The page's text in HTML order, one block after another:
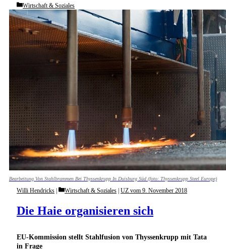
Categories
Wirtschaft & Soziales
Bearbeitung Von Stahlbrammen Bei Thyssenkrupp In Duisburg Süd (foto: Thyssenkrupp Steel Europe)
EU-Kommission stellt Stahlfusion von Thyssenkrupp mit Tata
in Frage
Die Haie organisieren sich
Willi Hendricks Categories
Wirtschaft & Soziales | UZ vom 9. November 2018